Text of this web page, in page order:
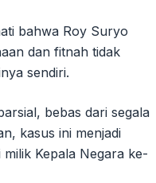
bahwa Roy Suryo
dan fitnah tidak
sendiri.
bebas dari segala
kasus ini menjadi
Kepala Negara ke-